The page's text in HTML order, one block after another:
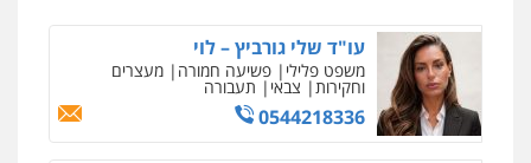
עו"ד שלי גורביץ – לוי
משפט פלילי פשיעה חמורה מעצרים
וחקירות צבאי תעבורה
0544218336
ניר קידר – צלם